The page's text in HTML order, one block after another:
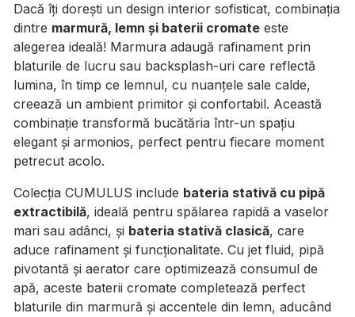
Dacă îți dorești un design interior sofisticat, combinația
dintre marmură, lemn și baterii cromate este
alegerea ideală! Marmura adaugă rafinament prin
blaturile de lucru sau backsplash-uri care reflectă
lumina, în timp ce lemnul, cu nuanțele sale calde,
creează un ambient primitor și confortabil. Această
combinație transformă bucătăria într-un spațiu
elegant și armonios, perfect pentru fiecare moment
petrecut acolo.
Colecția CUMULUS include bateria stativă cu pipă
extractibilă, ideală pentru spălarea rapidă a vaselor
mari sau adânci, și bateria stativă clasică, care
aduce rafinament și funcționalitate. Cu jet fluid, pipă
pivotantă și aerator care optimizează consumul de
apă, aceste baterii cromate completează perfect
blaturile din marmură și accentele din lemn, aducând